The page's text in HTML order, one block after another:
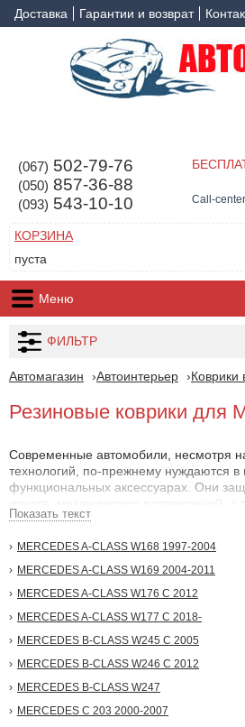
Доставка Гарантии и возврат
(067) 502-79-76
(050) 857-36-88
(093) 543-10-10 Call-
КОРЗИНА
пуста
Меню
ФИЛЬТР
Автомагазин Автоинтерьер Коврики
Резиновые коврики для
Современные автомобили, несмотря
технологий, по-прежнему нуждаются в
функциональных аксессуарах. Они
износа, механических повреждений, а
транспортным средством.
Почему важны коврики для
поддержании чистоты и сохранении
состоянии. Они защищают пол от
Независимо от модели или условий
обязательный аксессуар, который
Как выбрать коврики?
Показать текст
MERCEDES A-CLASS W168 1997-2004
MERCEDES A-CLASS W169 2004-2011
MERCEDES A-CLASS W176 С 2012
MERCEDES A-CLASS W177 С 2018-
MERCEDES B-CLASS W245 С 2005
MERCEDES B-CLASS W246 С 2012
MERCEDES B-CLASS W247
MERCEDES C 203 2000-2007